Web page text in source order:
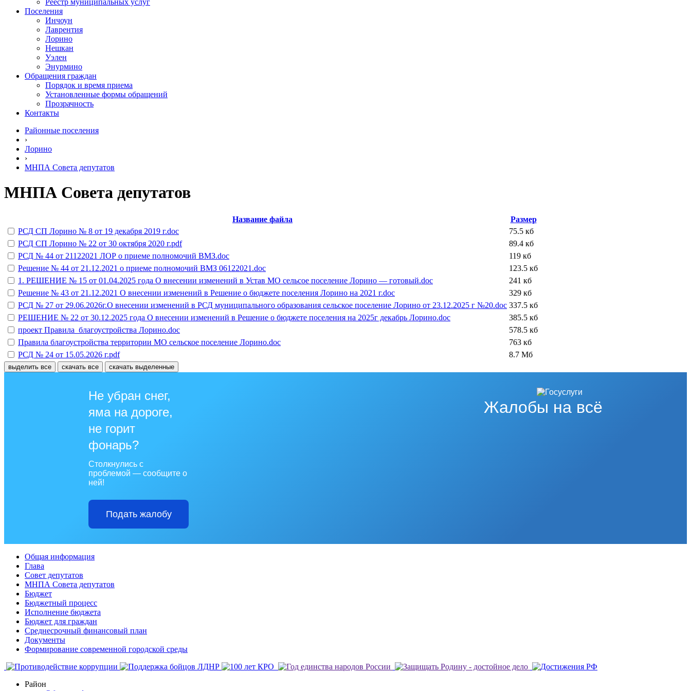
Реестр муниципальных услуг
Поселения
Инчоун
Лаврентия
Лорино
Нешкан
Уэлен
Энурмино
Обращения граждан
Порядок и время приема
Установленные формы обращений
Прозрачность
Контакты
Районные поселения
›
Лорино
›
МНПА Совета депутатов
МНПА Совета депутатов
Название файла
Размер
РСД СП Лорино № 8 от 19 декабря 2019 г.doc
75.5 кб
РСД СП Лорино № 22 от 30 октября 2020 г.pdf
89.4 кб
РСД № 44 от 21122021 ЛОР о приеме полномочий ВМЗ.doc
119 кб
Решение № 44 от 21.12.2021 о приеме полномочий ВМЗ 06122021.doc
123.5 кб
1. РЕШЕНИЕ № 15 от 01.04.2025 года О внесении изменений в Устав МО сельсое поселение Лорино — готовый.doc
241 кб
Решение № 43 от 21.12.2021 О внесении изменений в Решение о бюджете поселения Лорино на 2021 г.doc
329 кб
РСД № 27 от 29.06.2026г.О внесении изменений в РСД муниципального образования сельское поселение Лорино от 23.12.2025 г №20.doc 337.5 кб
РЕШЕНИЕ № 22 от 30.12.2025 года О внесении изменений в Решение о бюджете поселения на 2025г декабрь Лорино.doc
385.5 кб
проект Правила_благоустройства Лорино.doc
578.5 кб
Правила благоустройства территории МО сельское поселение Лорино.doc
763 кб
РСД № 24 от 15.05.2026 г.pdf
8.7 Мб
выделить все скачать все скачать выделенные
Жалобы на всё
Не убран снег,
яма на дороге,
не горит
фонарь?
Столкнулись с
проблемой — сообщите о
ней!
Подать жалобу
Общая информация
Глава
Совет депутатов
МНПА Совета депутатов
Бюджет
Бюджетный процесс
Исполнение бюджета
Бюджет для граждан
Среднесрочный финансовый план
Документы
Формирование современной городской среды
Район